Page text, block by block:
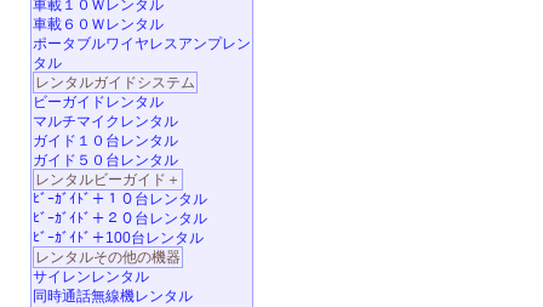
車載１０Ｗレンタル
車載６０Ｗレンタル
ポータブルワイヤレスアンプレン
タル
レンタルガイドシステム
ビーガイドレンタル
マルチマイクレンタル
ガイド１０台レンタル
ガイド５０台レンタル
レンタルビーガイド＋
ﾋﾞｰｶﾞｲﾄﾞ＋１０台レンタル
ﾋﾞｰｶﾞｲﾄﾞ＋２０台レンタル
ﾋﾞｰｶﾞｲﾄﾞ＋100台レンタル
レンタルその他の機器
サイレンレンタル
同時通話無線機レンタル